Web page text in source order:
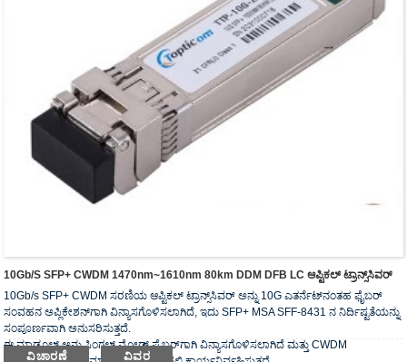
10Gb/s SFP+ CWDM 1470nm~1610nm 80km DDM DFB LC ಆಪ್ಟಿಕಲ್ ಟ್ರಾನ್ಸ್‌ಸಿವರ್
10Gb/s SFP+ CWDM ಸರಣಿಯ ಆಪ್ಟಿಕಲ್ ಟ್ರಾನ್ಸ್‌ಸಿವರ್ ಅನ್ನು 10G ಎತರ್ನೆಟ್‌ನಂತಹ ಫೈಬರ್
ಸಂವಹನ ಅಪ್ಲಿಕೇಶನ್‌ಗಾಗಿ ವಿನ್ಯಾಸಗೊಳಿಸಲಾಗಿದೆ, ಇದು SFP+ MSA SFF-8431 ನ ನಿರ್ದಿಷ್ಟತೆಯನ್ನು
ಸಂಪೂರ್ಣವಾಗಿ ಅನುಸರಿಸುತ್ತದೆ.
ಈ ಮಾಡ್ಯೂಲ್ ಅನ್ನು ಸಿಂಗಲ್ ಮೋಡ್ ಫೈಬರ್‌ಗಾಗಿ ವಿನ್ಯಾಸಗೊಳಿಸಲಾಗಿದೆ ಮತ್ತು CWDM
ವಿಚಾರಣೆ ವಿವರ